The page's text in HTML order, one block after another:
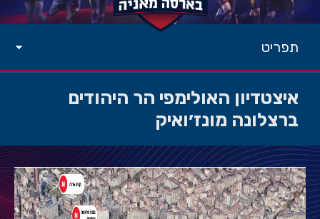
תפריט
איצטדיון האולימפי הר היהודים
ברצלונה מונז׳ואיק